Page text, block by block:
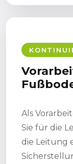
Als
Sie für die
die Leitung